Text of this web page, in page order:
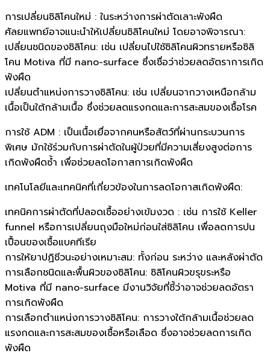
การเปลี่ยนซิลิโคนใหม่ : ในระหว่างการผ่าตัดเลาะพังผืด
ศัลยแพทย์อาจแนะนำให้เปลี่ยนซิลิโคนใหม่ โดยอาจพิจารณา:
เปลี่ยนชนิดของซิลิโคน: เช่น เปลี่ยนไปใช้ซิลิโคนผิวทรายหรือซิลิ
โคน Motiva ที่มี nano-surface ซึ่งเชื่อว่าช่วยลดอัตราการเกิด
พังผืด
เปลี่ยนตำแหน่งการวางซิลิโคน: เช่น เปลี่ยนจากวางเหนือกล้าม
เนื้อเป็นใต้กล้ามเนื้อ ซึ่งช่วยลดแรงกดและการสะสมของเชื้อโรค
การใช้ ADM : เป็นเนื้อเยื่อจากคนหรือสัตว์ที่ผ่านกระบวนการ
พิเศษ มักใช้ร่วมกับการผ่าตัดในผู้ป่วยที่มีความเสี่ยงสูงต่อการ
เกิดพังผืดซ้ำ เพื่อช่วยลดโอกาสการเกิดพังผืด
เทคโนโลยีและเทคนิคที่เกี่ยวข้องในการลดโอกาสเกิดพังผืด:
เทคนิคการผ่าตัดที่ปลอดเชื้ออย่างเข้มงวด : เช่น การใช้ Keller
funnel หรือการเปลี่ยนถุงมือใหม่ก่อนใส่ซิลิโคน เพื่อลดการปน
เปื้อนของเชื้อแบคทีเรีย
การให้ยาปฏิชีวนะอย่างเหมาะสม: ทั้งก่อน ระหว่าง และหลังผ่าตัด
การเลือกชนิดและพื้นผิวของซิลิโคน: ซิลิโคนผิวขรุขระหรือ
Motiva ที่มี nano-surface มีงานวิจัยที่ชี้ว่าอาจช่วยลดอัตรา
การเกิดพังผืด
การเลือกตำแหน่งการวางซิลิโคน: การวางใต้กล้ามเนื้อช่วยลด
แรงกดและการสะสมของเชื้อหรือเลือด ซึ่งอาจช่วยลดการเกิด
พังผืด